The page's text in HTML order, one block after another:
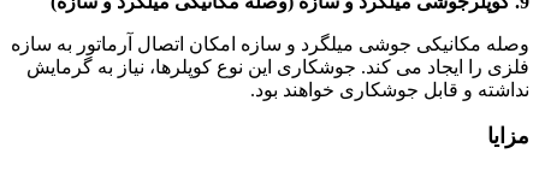
وصله مکانیکی جوشی میلگرد و سازه امکان اتصال آرماتور به سازه
فلزی را ایجاد می کند. جوشکاری این نوع کوپلرها، نیاز به گرمایش
نداشته و قابل جوشکاری خواهند بود.
مزایا